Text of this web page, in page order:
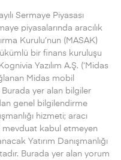
Sermaye Piyasası
piyasalarında aracılık
Kurulu’nun (MASAK)
bir finans kuruluşu
Yazılım A.Ş. (‘Midas
Midas mobil
Burada yer alan bilgiler
genel bilgilendirme
hizmeti; aracı
kabul etmeyen
Yatırım Danışmanlığı
Burada yer alan yorum